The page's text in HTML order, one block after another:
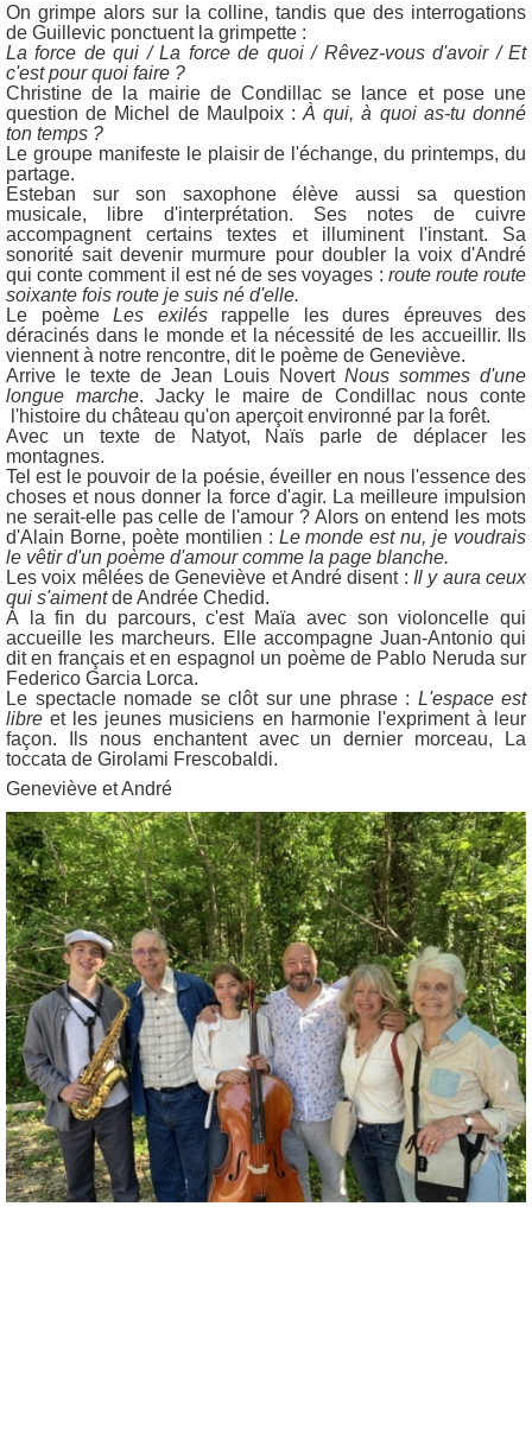
On grimpe alors sur la colline, tandis que des interrogations
de Guillevic ponctuent la grimpette :
La force de qui / La force de quoi / Rêvez-vous d'avoir / Et
c'est pour quoi faire ?
Christine de la mairie de Condillac se lance et pose une
question de Michel de Maulpoix :À qui, à quoi as-tu donné
ton temps ?
Le groupe manifeste le plaisir de l'échange, du printemps, du
partage.
Esteban sur son saxophone élève aussi sa question
musicale, libre d'interprétation. Ses notes de cuivre
accompagnent certains textes et illuminent l'instant. Sa
sonorité sait devenir murmure pour doubler la voix d'André
qui conte comment il est né de ses voyages : route route route
soixante fois route je suis né d'elle.
Le poème Les exilésrappelle les dures épreuves des
déracinés dans le monde et la nécessité de les accueillir. Ils
viennent à notre rencontre, dit le poème de Geneviève.
Arrive le texte de Jean Louis Novert Nous sommes d'une
longue marche. Jacky le maire de Condillac nous conte
l'histoire du château qu'on aperçoit environné par la forêt.
Avec un texte de Natyot, Naïs parle de déplacer les
montagnes.
Tel est le pouvoir de la poésie, éveiller en nous l'essence des
choses et nous donner la force d'agir. La meilleure impulsion
ne serait-elle pas celle de l'amour ? Alors on entend les mots
d'Alain Borne, poète montilien : Le monde est nu, je voudrais
le vêtir d'un poème d'amour comme la page blanche.
Les voix mêlées de Geneviève et André disent : Il y aura ceux
qui s'aimentde Andrée Chedid.
À la fin du parcours, c'est Maïa avec son violoncelle qui
accueille les marcheurs. Elle accompagne Juan-Antonio qui
dit en français et en espagnol un poème de Pablo Neruda sur
Federico Garcia Lorca.
Le spectacle nomade se clôt sur une phrase : L'espace est
libre et les jeunes musiciens en harmonie l'expriment à leur
façon. Ils nous enchantent avec un dernier morceau, La
toccata de Girolami Frescobaldi.
Geneviève et André